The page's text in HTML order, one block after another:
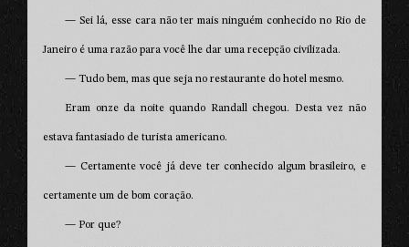
— Sei lá, esse cara não ter mais ninguém conhecido no Rio de
Janeiro é uma razão para você lhe dar uma recepção civilizada.
— Tudo bem, mas que seja no restaurante do hotel mesmo.
Eram onze da noite quando Randall chegou. Desta vez não
estava fantasiado de turista americano.
— Certamente você já deve ter conhecido algum brasileiro, e
certamente um de bom coração.
— Por que?